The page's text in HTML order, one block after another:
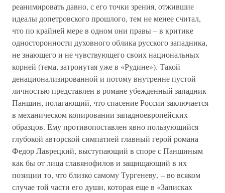
реанимировать давно, с его точки зрения, отжившие
идеалы допетровского прошлого, тем не менее считал,
что по крайней мере в одном они правы – в критике
односторонности духовного облика русского западника,
не знающего и не чувствующего своих национальных
корней (тема, затронутая уже в «Рудине»). Такой
денационализированной и потому внутренне пустой
личностью представлен в романе убежденный западник
Паншин, полагающий, что спасение России заключается
в механическом копировании западноевропейских
образцов. Ему противопоставлен явно пользующийся
глубокой авторской симпатией главный герой романа
Федор Лаврецкий, выступающий в споре с Паншиным
как бы от лица славянофилов и защищающий в их
позиции то, что близко самому Тургеневу, – во всяком
случае той части его души, которая еще в «Записках